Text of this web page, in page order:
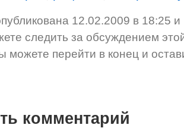
12.02.2009 в 18:25
следить за обсуждением
можете перейти в конец и
комментарий